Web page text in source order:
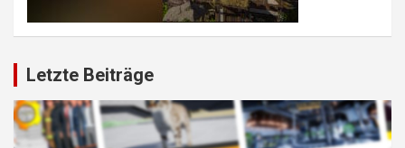
Letzte Beiträge